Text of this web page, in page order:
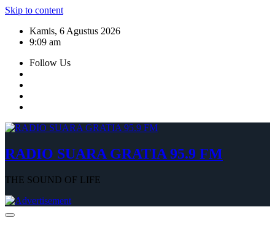
Skip to content
Kamis, 6 Agustus 2026
9:09 am
Follow Us
RADIO SUARA GRATIA 95.9 FM
THE SOUND OF LIFE